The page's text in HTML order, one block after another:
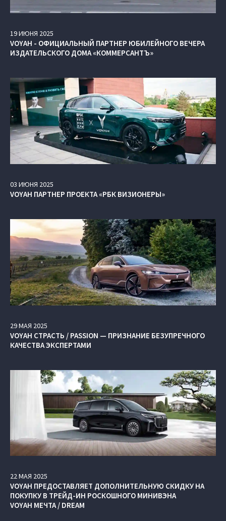
19ИЮНЯ 2025
VOYAH - ОФИЦИАЛЬНЫЙ ПАРТНЕР ЮБИЛЕЙНОГО ВЕЧЕРА
ИЗДАТЕЛЬСКОГО ДОМА «КОММЕРСАНТЪ»
03 ИЮНЯ 2025
VOYAH ПАРТНЕР ПРОЕКТА «РБК ВИЗИОНЕРЫ»
29МАЯ 2025
VOYAH СТРАСТЬ / PASSION — ПРИЗНАНИЕ БЕЗУПРЕЧНОГО
КАЧЕСТВА ЭКСПЕРТАМИ
22МАЯ 2025
VOYAH ПРЕДОСТАВЛЯЕТ ДОПОЛНИТЕЛЬНУЮ СКИДКУ НА
ПОКУПКУ В ТРЕЙД-ИН РОСКОШНОГО МИНИВЭНА
VOYAH МЕЧТА / DREAM